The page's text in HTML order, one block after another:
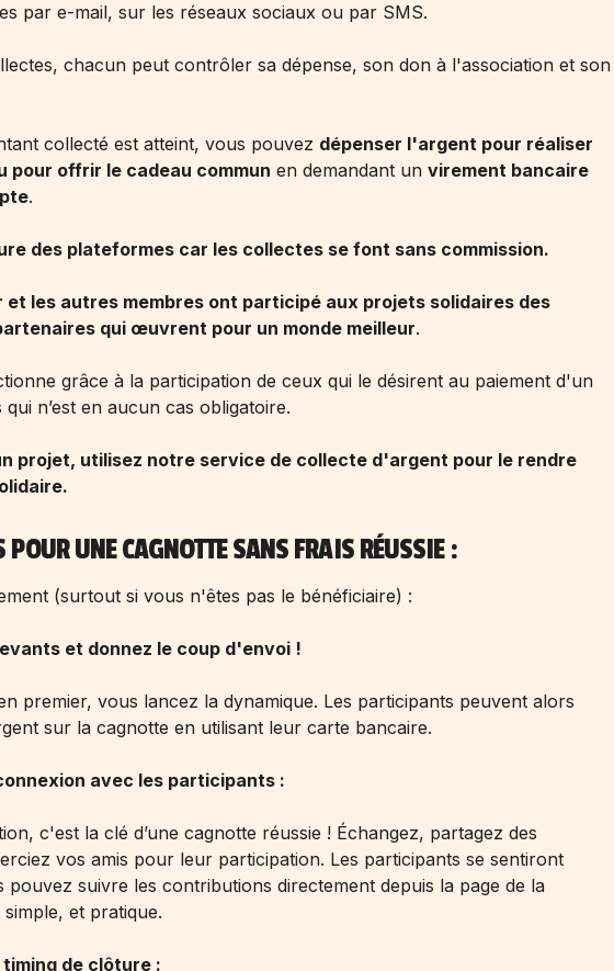
par e-mail, sur les réseaux sociaux ou par SMS.
chacun peut contrôler sa dépense, son don à l'association et son
collecté est atteint, vous pouvez dépenser l'argent pour réaliser
pour offrir le cadeau commun en demandant un virement bancaire
.
des plateformes car les collectes se font sans commission.
et les autres membres ont participé aux projets solidaires des
qui œuvrent pour un monde meilleur.
grâce à la participation de ceux qui le désirent au paiement d'un
n’est en aucun cas obligatoire.
projet, utilisez notre service de collecte d'argent pour le rendre
POUR UNE CAGNOTTE SANS FRAIS RÉUSSIE :
(surtout si vous n'êtes pas le bénéficiaire) :
et donnez le coup d'envoi !
premier, vous lancez la dynamique. Les participants peuvent alors
sur la cagnotte en utilisant leur carte bancaire.
avec les participants :
c'est la clé d’une cagnotte réussie ! Échangez, partagez des
vos amis pour leur participation. Les participants se sentiront
pouvez suivre les contributions directement depuis la page de la
et pratique.
de clôture :